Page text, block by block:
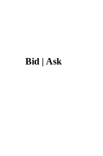
Bid | Ask